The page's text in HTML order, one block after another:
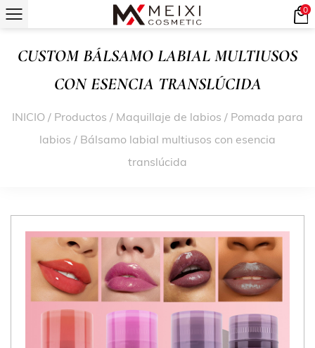
0
CUSTOM BÁLSAMO LABIAL MULTIUSOS
CON ESENCIA TRANSLÚCIDA
INICIO / Productos / Maquillaje de labios / Pomada para
labios / Bálsamo labial multiusos con esencia
translúcida